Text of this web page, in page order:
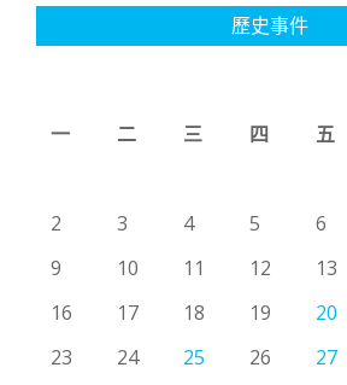
歷史事件
一
二 三 四 五
2
3 4 5 6
9
10 11 12 13
16
17 18 19 20
23
24 25 26 27